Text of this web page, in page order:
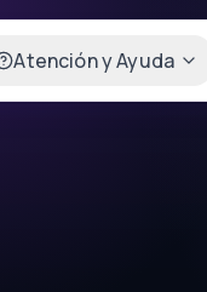
Atención y Ayuda